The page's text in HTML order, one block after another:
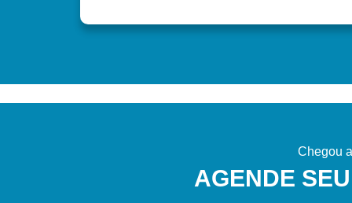
Chegou
AGENDE